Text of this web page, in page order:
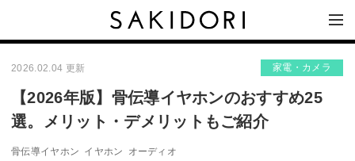
2026.02.04 更新 家電・カメラ
【2026年版】骨伝導イヤホンのおすすめ25
選。メリット・デメリットもご紹介
骨伝導イヤホン イヤホン オーディオ